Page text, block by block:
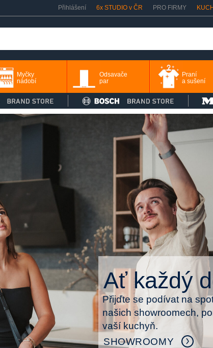
Přihlášení 6x STUDIO v ČR PRO FIRMY
Myčky
nádobí
Odsavače
par
Praní
a sušení
Ať každý
Přijďte se podívat na
našich showroomech,
vaší kuchyň.
SHOWROOMY